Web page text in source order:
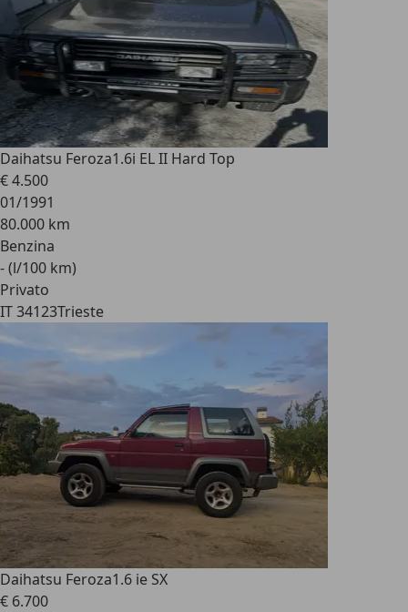
Daihatsu Feroza1.6i EL II Hard Top
€ 4.500
01/1991
80.000 km
Benzina
- (l/100 km)
Privato
IT 34123Trieste
Daihatsu Feroza1.6 ie SX
€ 6.700